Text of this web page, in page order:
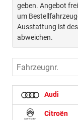
geben. Angebot
um
Ausstattung ist
abweichen.
Fahrzeugnr.
Audi
Citroën